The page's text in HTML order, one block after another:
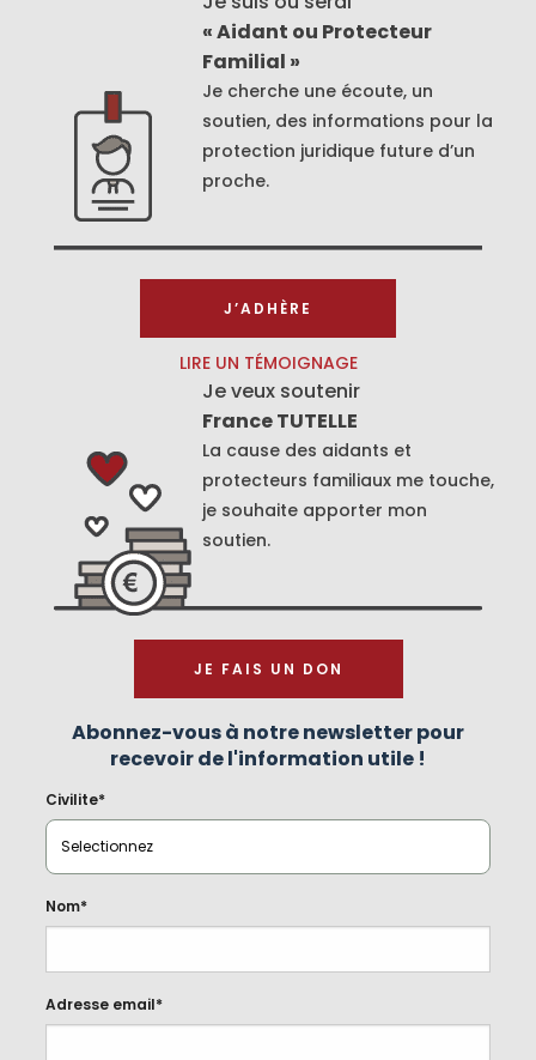
« Aidant ou Protecteur
Familial »
Je cherche une écoute, un
soutien, des informations pour la
protection juridique future d’un
proche.
J’ADHÈRE
LIRE UN TÉMOIGNAGE
Je veux soutenir
France TUTELLE
La cause des aidants et
protecteurs familiaux me touche,
je souhaite apporter mon
soutien.
JE FAIS UN DON
Abonnez-vous à notre newsletter pour
recevoir de l'information utile !
Civilite*
Nom*
Adresse email*